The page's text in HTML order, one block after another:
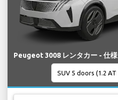
Peugeot 3008 レンタカー - 仕様